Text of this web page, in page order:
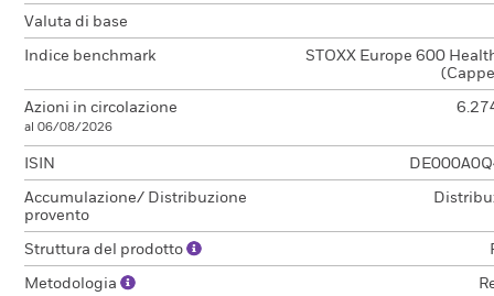
Valuta di base
Indice benchmark
STOXX Europe 600
Azioni in circolazione
al 06/08/2026
ISIN
Accumulazione/ Distribuzione
provento
Struttura del prodotto
Metodologia